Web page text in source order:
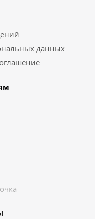
данных